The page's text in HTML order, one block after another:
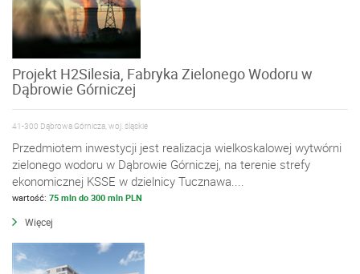
Projekt H2Silesia, Fabryka Zielonego Wodoru w
Dąbrowie Górniczej
41-300 Dąbrowa Górnicza, woj. śląskie
Przedmiotem inwestycji jest realizacja wielkoskalowej wytwórni
zielonego wodoru w Dąbrowie Górniczej, na terenie strefy
ekonomicznej KSSE w dzielnicy Tucznawa....
wartość: 75 mln do 300 mln PLN
Więcej